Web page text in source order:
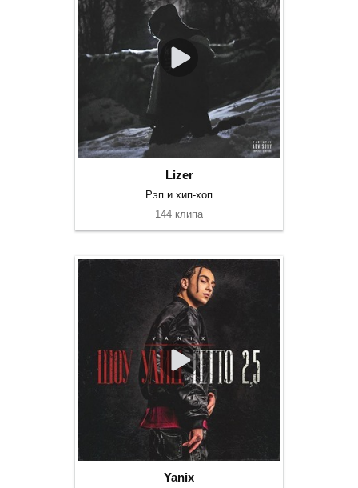
Lizer
Рэп и хип-хоп
144 клипа
Yanix